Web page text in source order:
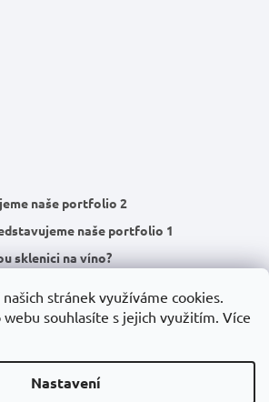
stránek využíváme cookies.
webu souhlasíte s jejich využitím. Více
Nastavení
naše portfolio 2
naše portfolio 1
sklenici na víno?